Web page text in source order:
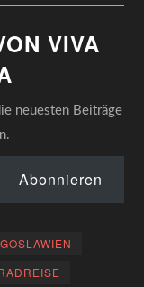
VIVA
neuesten Beiträge
Abonnieren